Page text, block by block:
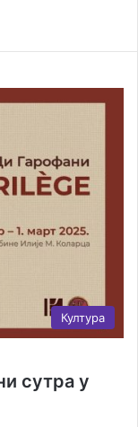
Култура
сутра у